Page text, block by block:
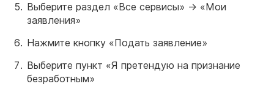
Выберите раздел «Все сервисы» → «Мои
заявления»
Нажмите кнопку «Подать заявление»
Выберите пункт «Я претендую на признание
безработным»